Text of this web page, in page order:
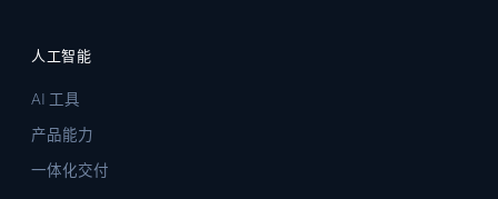
人工智能
AI 工具
产品能力
一体化交付